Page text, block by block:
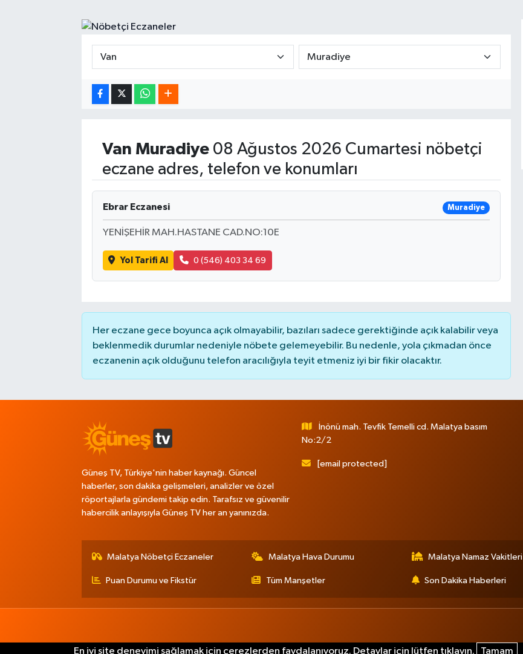
Van Muradiye08 Ağustos 2026 Cumartesi nöbetçi
eczane adres, telefon ve konumları
Ebrar Eczanesi Muradiye
YENİŞEHİR MAH.HASTANE CAD.NO:10E
Yol Tarifi Al 0 (546) 403 34 69
Her eczane gece boyunca açık olmayabilir, bazıları sadece gerektiğinde açık kalabilir veya
beklenmedik durumlar nedeniyle nöbete gelemeyebilir. Bu nedenle, yola çıkmadan önce
eczanenin açık olduğunu telefon aracılığıyla teyit etmeniz iyi bir fikir olacaktır.
Güneş TV, Türkiye'nin haber kaynağı. Güncel
haberler, son dakika gelişmeleri, analizler ve özel
röportajlarla gündemi takip edin. Tarafsız ve güvenilir
habercilik anlayışıyla Güneş TV her an yanınızda.
İnönü mah. Tevfik Temelli cd. Malatya basım
No:2/2
[email protected]
Malatya Nöbetçi Eczaneler Malatya Hava Durumu Malatya Namaz Vakitleri
Puan Durumu ve Fikstür Tüm Manşetler Son Dakika Haberleri
En iyi site deneyimi sağlamak için çerezlerden faydalanıyoruz. Detaylar için lütfen tıklayın. Tamam